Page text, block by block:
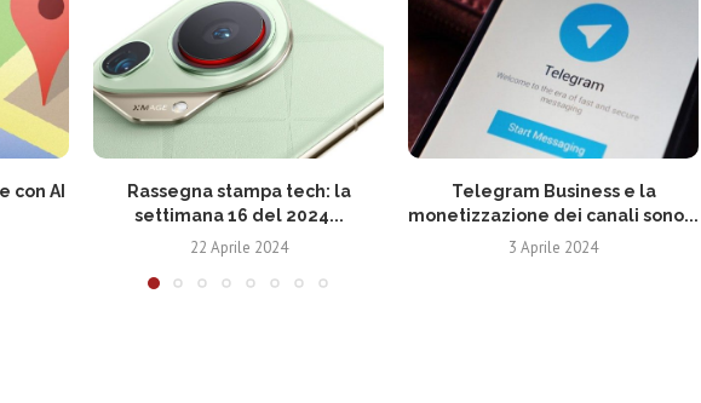
con AI
Rassegna stampa tech: la
settimana 16 del 2024...
22 Aprile 2024
Telegram Business e la
monetizzazione dei canali sono...
3 Aprile 2024